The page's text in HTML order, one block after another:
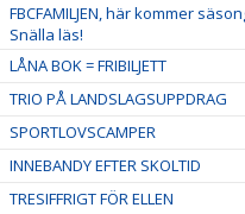
FBCFAMILJEN, här kommer
Snälla läs!
LÅNA BOK = FRIBILJETT
TRIO PÅ LANDSLAGSUPPDRAG
SPORTLOVSCAMPER
INNEBANDY EFTER SKOLTID
TRESIFFRIGT FÖR ELLEN